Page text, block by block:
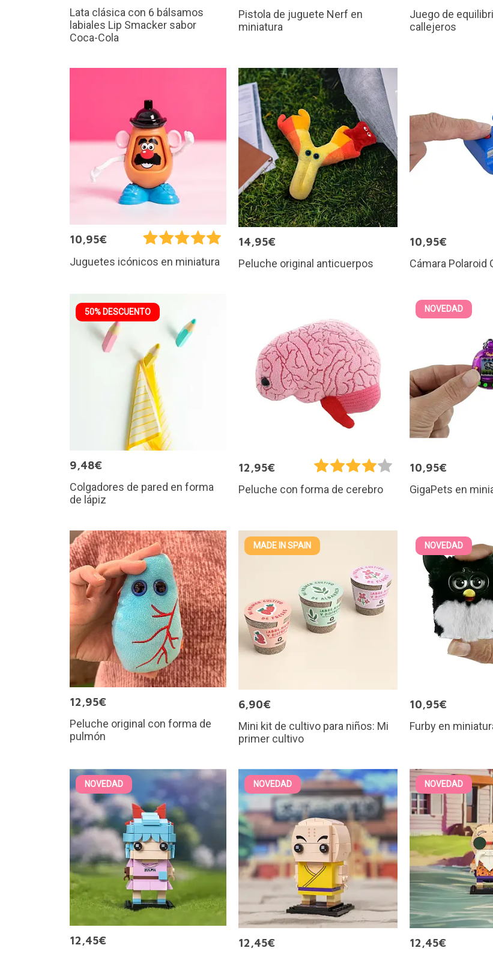
Lata clásica con 6 bálsamos
labiales Lip Smacker sabor
Coca-Cola
Pistola de juguete Nerf en
miniatura
Juego de
callejeros
10,95€
Juguetes icónicos en miniatura
14,95€
Peluche original anticuerpos
10,95€
Cámara Polaroid
50% DESCUENTO
9,48€
Colgadores de pared en forma
de lápiz
12,95€
Peluche con forma de cerebro
NOVEDAD
10,95€
GigaPets en
12,95€
Peluche original con forma de
pulmón
MADE IN SPAIN
6,90€
Mini kit de cultivo para niños: Mi
primer cultivo
NOVEDAD
10,95€
Furby en
NOVEDAD
12,45€
NOVEDAD
12,45€
NOVEDAD
12,45€